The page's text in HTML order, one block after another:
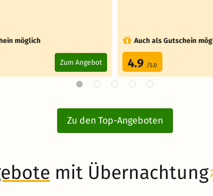
möglich
Zum Angebot
Auch als Gutschein
4.9 /5.0
Zu den Top-Angeboten
mit Übernachtung